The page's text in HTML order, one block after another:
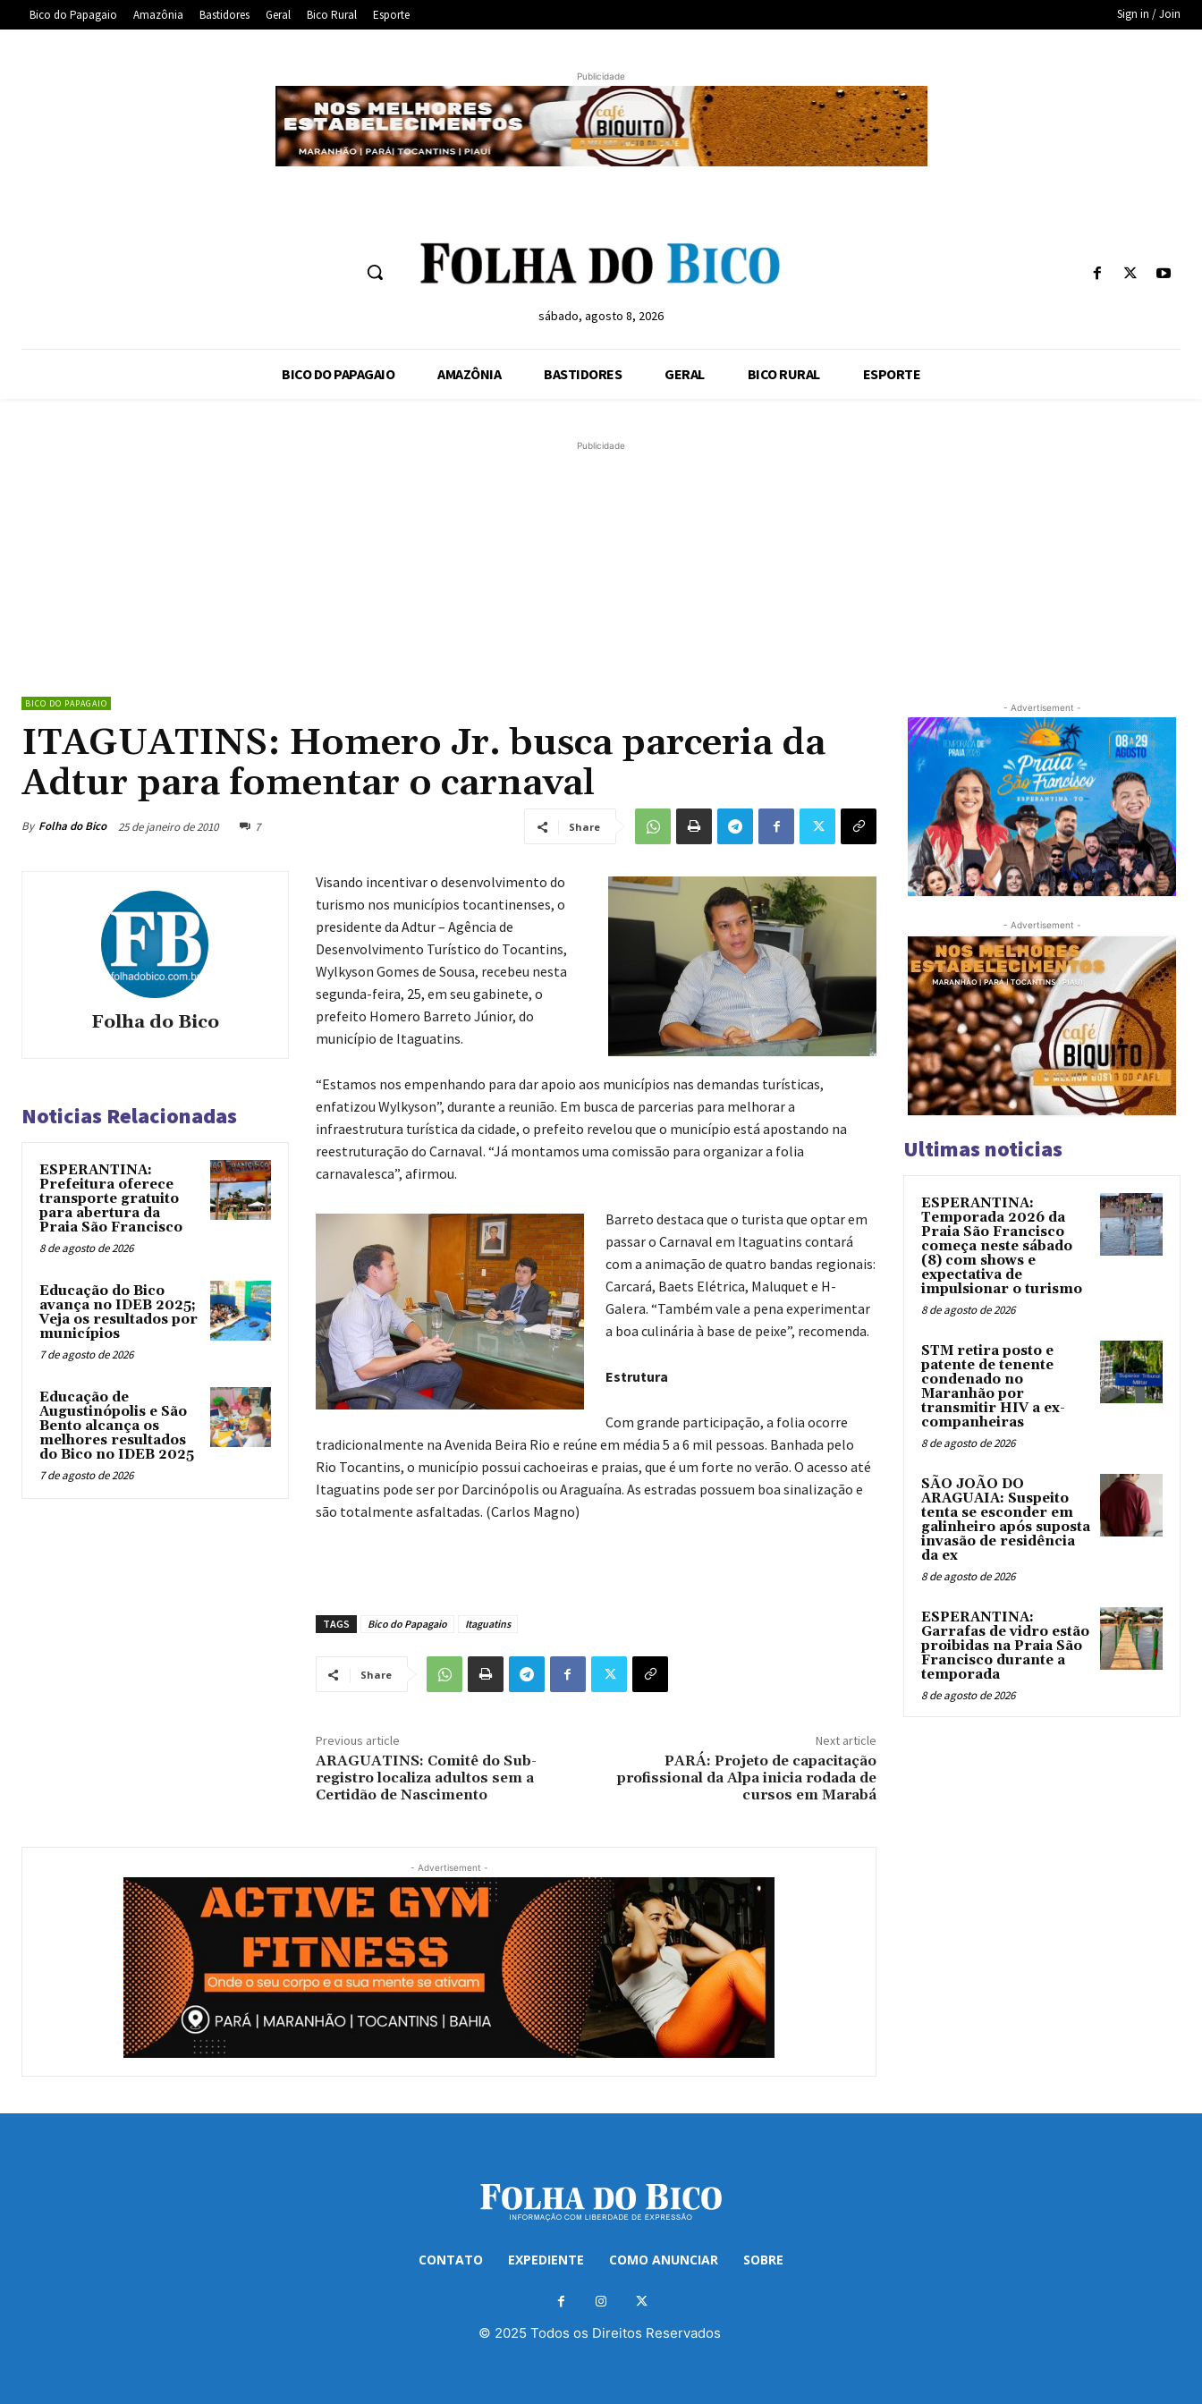
Bico do Papagaio Amazônia Bastidores Geral Bico Rural Esporte Sign in / Join
Publicidade
sábado, agosto 8, 2026
BICO DO PAPAGAIO AMAZÔNIA BASTIDORES GERAL BICO RURAL ESPORTE
Publicidade
BICO DO PAPAGAIO
ITAGUATINS: Homero Jr. busca parceria da
Adtur para fomentar o carnaval
By Folha do Bico 25 de janeiro de 2010 7 Share
Folha do Bico
Noticias Relacionadas
ESPERANTINA:
Prefeitura oferece
transporte gratuito
para abertura da
Praia São Francisco
8 de agosto de 2026
Educação do Bico
avança no IDEB 2025;
Veja os resultados por
municípios
7 de agosto de 2026
Educação de
Augustinópolis e São
Bento alcança os
melhores resultados
do Bico no IDEB 2025
7 de agosto de 2026
Visando incentivar o desenvolvimento do
turismo nos municípios tocantinenses, o
presidente da Adtur – Agência de
Desenvolvimento Turístico do Tocantins,
Wylkyson Gomes de Sousa, recebeu nesta
segunda-feira, 25, em seu gabinete, o
prefeito Homero Barreto Júnior, do
município de Itaguatins.
“Estamos nos empenhando para dar apoio aos municípios nas demandas turísticas,
enfatizou Wylkyson”, durante a reunião. Em busca de parcerias para melhorar a
infraestrutura turística da cidade, o prefeito revelou que o município está apostando na
reestruturação do Carnaval. “Já montamos uma comissão para organizar a folia
carnavalesca”, afirmou.
Barreto destaca que o turista que optar em
passar o Carnaval em Itaguatins contará
com a animação de quatro bandas regionais:
Carcará, Baets Elétrica, Maluquet e H-
Galera. “Também vale a pena experimentar
a boa culinária à base de peixe”, recomenda.
Estrutura
Com grande participação, a folia ocorre
tradicionalmente na Avenida Beira Rio e reúne em média 5 a 6 mil pessoas. Banhada pelo
Rio Tocantins, o município possui cachoeiras e praias, que é um forte no verão. O acesso até
Itaguatins pode ser por Darcinópolis ou Araguaína. As estradas possuem boa sinalização e
são totalmente asfaltadas. (Carlos Magno)
TAGS Bico do Papagaio Itaguatins
Share
Previous article
ARAGUATINS: Comitê do Sub-
registro localiza adultos sem a
Certidão de Nascimento
Next article
PARÁ: Projeto de capacitação
profissional da Alpa inicia rodada de
cursos em Marabá
- Advertisement -
- Advertisement -
- Advertisement -
Ultimas noticias
ESPERANTINA:
Temporada 2026 da
Praia São Francisco
começa neste sábado
(8) com shows e
expectativa de
impulsionar o turismo
8 de agosto de 2026
STM retira posto e
patente de tenente
condenado no
Maranhão por
transmitir HIV a ex-
companheiras
8 de agosto de 2026
SÃO JOÃO DO
ARAGUAIA: Suspeito
tenta se esconder em
galinheiro após suposta
invasão de residência
da ex
8 de agosto de 2026
ESPERANTINA:
Garrafas de vidro estão
proibidas na Praia São
Francisco durante a
temporada
8 de agosto de 2026
CONTATO EXPEDIENTE COMO ANUNCIAR SOBRE
© 2025 Todos os Direitos Reservados